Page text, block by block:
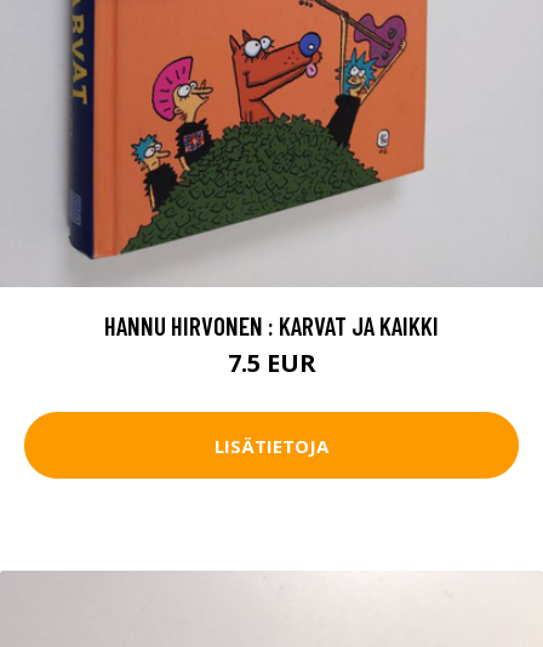
HANNU HIRVONEN : KARVAT JA KAIKKI
7.5 EUR
LISÄTIETOJA